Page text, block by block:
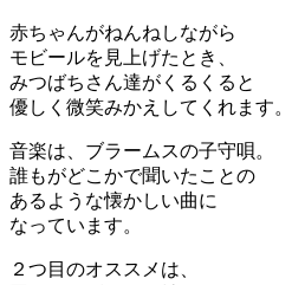
赤ちゃんがねんねしながら
モビールを見上げたとき、
みつばちさん達がくるくると
優しく微笑みかえしてくれます。
音楽は、ブラームスの子守唄。
誰もがどこかで聞いたことの
あるような懐かしい曲に
なっています。
２つ目のオススメは、